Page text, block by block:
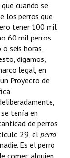
cuando se
los perros que
tener 100 mil
60 mil perros
seis horas,
digamos,
legal, en
Proyecto de
tenía en
de perros
29, el perro
Es el perro
comer, alguien